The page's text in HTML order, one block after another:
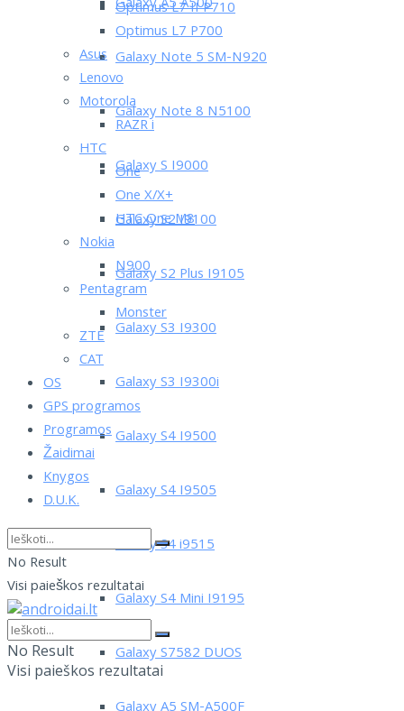
Galaxy Note 5 SM-N920
Galaxy Note 8 N5100
Galaxy S I9000
Galaxy S2 I9100
Galaxy S2 Plus I9105
Galaxy S3 I9300
Galaxy S3 I9300i
Galaxy S4 I9500
Galaxy S4 I9505
Galaxy S4 i9515
Galaxy S4 Mini I9195
Galaxy S7582 DUOS
Optimus L7 II P710
Optimus L7 P700
Asus
Lenovo
Motorola
RAZR i
HTC
One
One X/X+
HTC One M8
Nokia
N900
Pentagram
Monster
ZTE
CAT
OS
GPS programos
Programos
Žaidimai
Knygos
D.U.K.
No Result
Visi paieškos rezultatai
No Result
Visi paieškos rezultatai